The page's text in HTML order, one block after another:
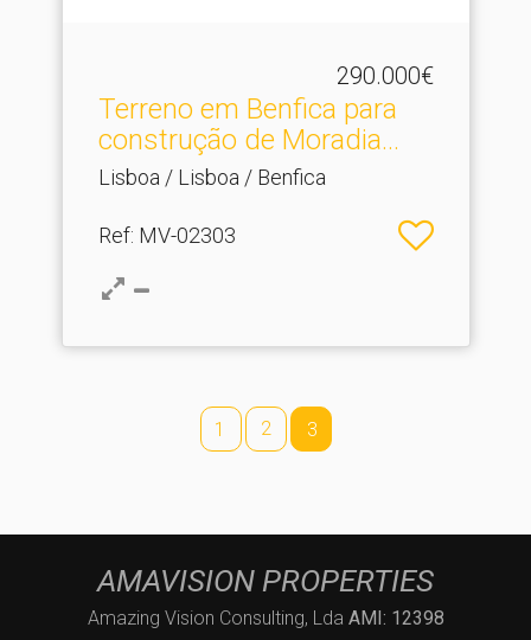
290.000€
Terreno em Benfica para
construção de Moradia.​..
Lisboa / Lisboa / Benfica
Ref: MV-02303
1 2 3
AMAVISION PROPERTIES
Amazing Vision Consulting, Lda AMI: 12398